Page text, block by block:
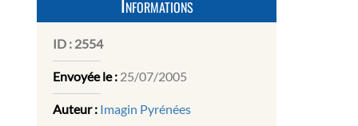
ID : 2554
Envoyée le : 25/07/2005
Auteur : Imagin Pyrénées